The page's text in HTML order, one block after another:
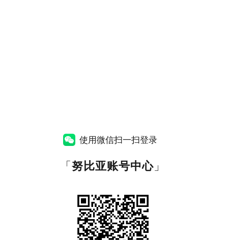
使用微信扫一扫登录
「努比亚账号中心 」